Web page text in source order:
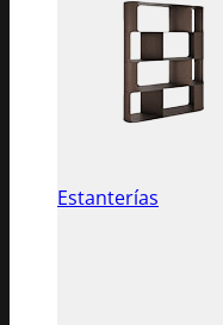
Estanterías